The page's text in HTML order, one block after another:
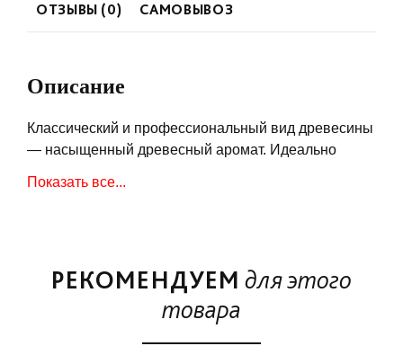
ОТЗЫВЫ (0) САМОВЫВОЗ
Описание
Классический и профессиональный вид древесины
— насыщенный древесный аромат. Идеально
Показать все...
РЕКОМЕНДУЕМ для этого
товара